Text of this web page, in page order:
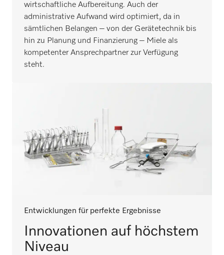
wirtschaftliche Aufbereitung. Auch der
administrative Aufwand wird optimiert, da in
sämtlichen Belangen – von der Gerätetechnik bis
hin zu Planung und Finanzierung – Miele als
kompetenter Ansprechpartner zur Verfügung
steht.
Entwicklungen für perfekte Ergebnisse
Innovationen auf höchstem
Niveau